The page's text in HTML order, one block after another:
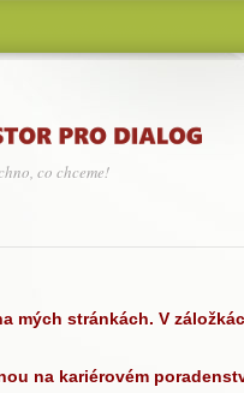
co chceme!
mých stránkách. V
na kariérovém